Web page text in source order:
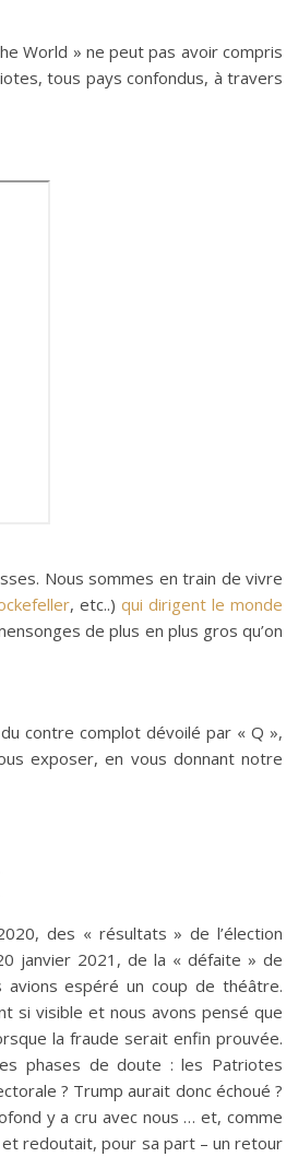
World » ne peut pas avoir compris
tous pays confondus, à travers
Nous sommes en train de vivre
, etc..) qui dirigent le monde
de plus en plus gros qu’on
contre complot dévoilé par « Q »,
exposer, en vous donnant notre
des « résultats » de l’élection
janvier 2021, de la « défaite » de
avions espéré un coup de théâtre.
si visible et nous avons pensé que
la fraude serait enfin prouvée.
phases de doute : les Patriotes
? Trump aurait donc échoué ?
y a cru avec nous … et, comme
et redoutait, pour sa part – un retour